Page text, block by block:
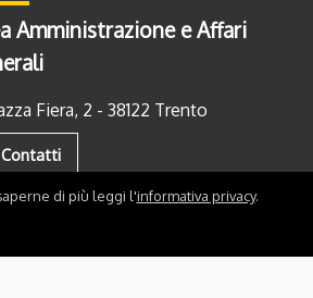
Amministrazione e Affari
Fiera, 2 - 38122 Trento
di più leggi l'informativa privacy.